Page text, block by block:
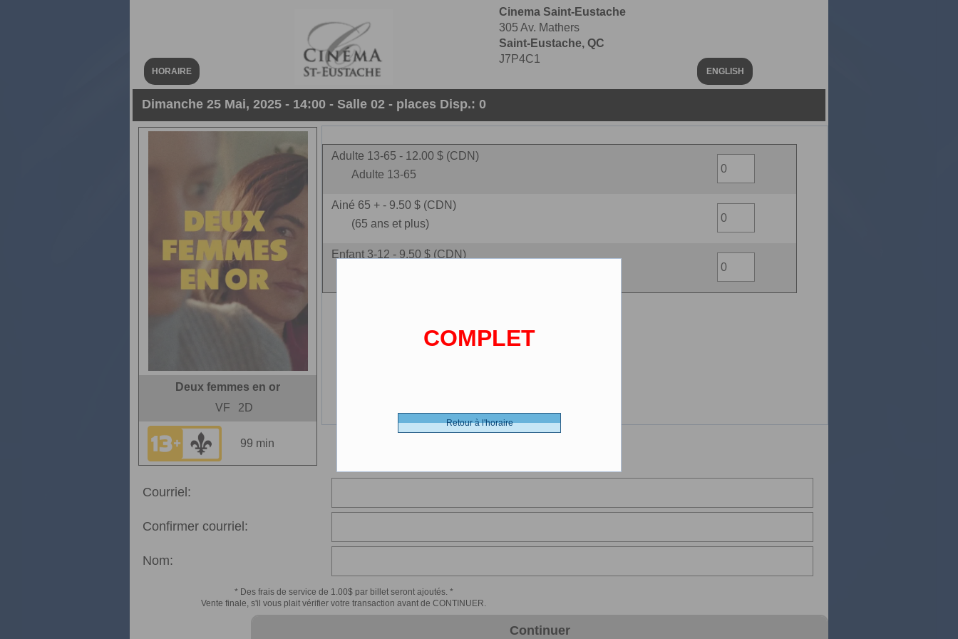
HORAIRE
Cinema Saint-Eustache
305 Av. Mathers
Saint-Eustache, QC
J7P4C1
ENGLISH
Dimanche 25 Mai, 2025 - 14:00 - Salle 02 - places Disp.: 0
Deux femmes en or
VF
2D
99 min
Adulte 13-65 - 12.00 $ (CDN)
Adulte 13-65
Ainé 65 + - 9.50 $ (CDN)
(65 ans et plus)
Enfant 3-12 - 9.50 $ (CDN)
Courriel:
Confirmer courriel:
Nom:
* Des frais de service de 1.00$ par billet seront ajoutés. *
Vente finale, s'il vous plait vérifier votre transaction avant de CONTINUER.
Continuer
COMPLET
Retour à l'horaire